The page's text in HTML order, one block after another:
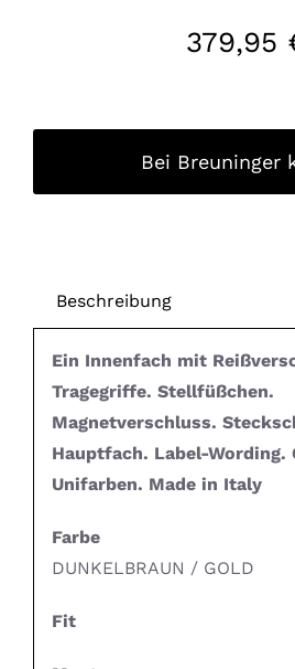
379,95
Bei Breuninger
Beschreibung
Ein Innenfach mit
Tragegriffe. Stellfüßchen.
Magnetverschluss.
Hauptfach. Label-Wording.
Unifarben. Made in Italy
Farbe
DUNKELBRAUN / GOLD
Fit